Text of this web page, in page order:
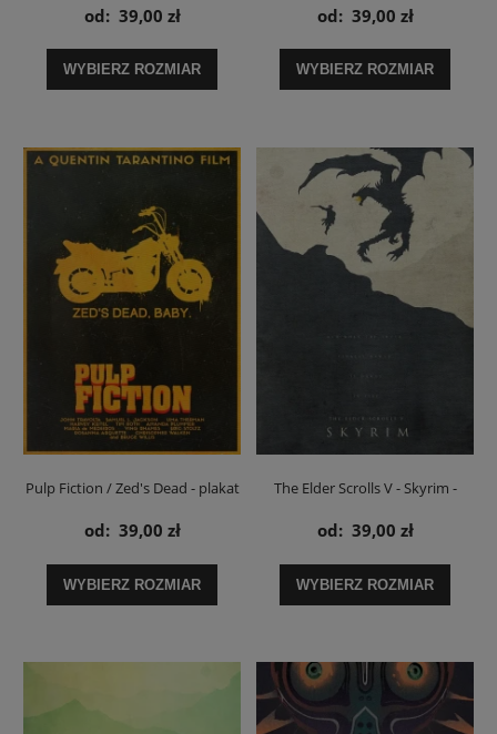
od: 39,00 zł
WYBIERZ ROZMIAR
plakat
od: 39,00 zł
WYBIERZ ROZMIAR
Pulp Fiction / Zed's Dead - plakat
od: 39,00 zł
WYBIERZ ROZMIAR
The Elder Scrolls V - Skyrim -
plakat
od: 39,00 zł
WYBIERZ ROZMIAR